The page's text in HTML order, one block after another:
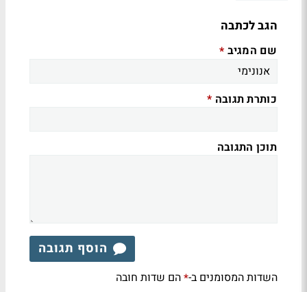
הגב לכתבה
שם המגיב *
כותרת תגובה *
תוכן התגובה
הוסף תגובה
השדות המסומנים ב-*הם שדות חובה